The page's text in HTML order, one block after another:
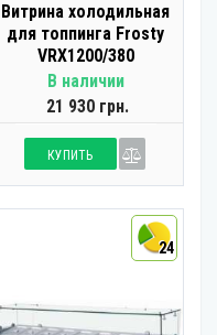
Витрина холодильная
для топпинга Frosty
VRX1200/380
В наличии
21 930 грн.
КУПИТЬ
24